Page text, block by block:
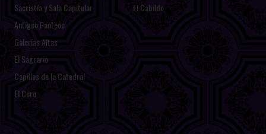
Sacristía y Sala Capitular
Antiguo Panteón
Galerías Altas
El Sagrario
Capillas de la Catedral
El Coro
El Cabildo